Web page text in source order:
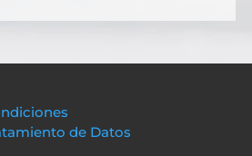
de Datos